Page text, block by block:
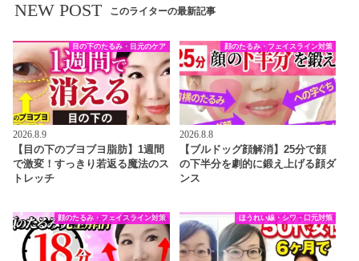
NEW POST このライターの最新記事
目の下のたるみ・目元のケア
2026.8.9
【目の下のブヨブヨ脂肪】1週間
で激変！すっきり若返る魔法のス
トレッチ
顔のたるみ・フェイスライン対策
2026.8.8
【ブルドッグ顔解消】25分で顔
の下半分を劇的に鍛え上げる顔ダ
ンス
顔のたるみ・フェイスライン対策 ほうれい線・シワ・口元対策